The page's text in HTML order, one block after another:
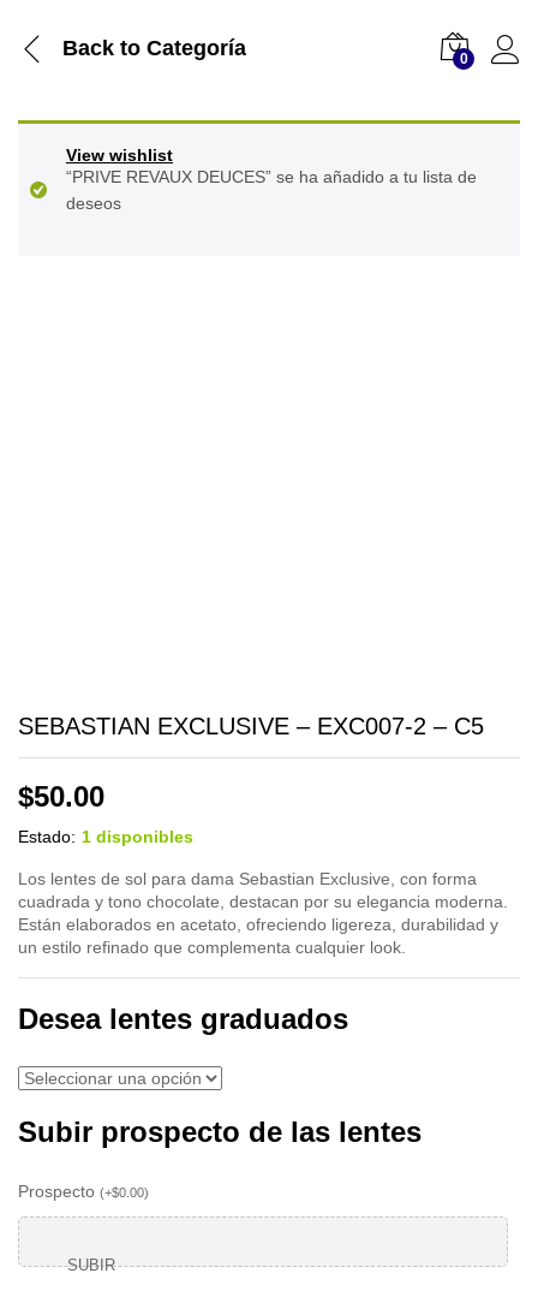
Back to Categoría 0
View wishlist
“PRIVE REVAUX DEUCES” se ha añadido a tu lista de
deseos
SEBASTIAN EXCLUSIVE – EXC007-2 – C5
$50.00
Estado: 1 disponibles
Los lentes de sol para dama Sebastian Exclusive, con forma
cuadrada y tono chocolate, destacan por su elegancia moderna.
Están elaborados en acetato, ofreciendo ligereza, durabilidad y
un estilo refinado que complementa cualquier look.
Desea lentes graduados
Subir prospecto de las lentes
Prospecto (+$0.00)
SUBIR